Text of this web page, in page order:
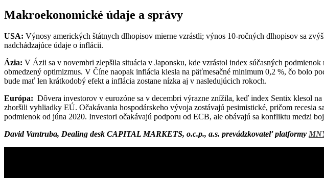
Makroekonomické údaje a správy
USA: Výnosy amerických štátnych dlhopisov mierne vzrástli; výnos 10-ročných dlhopisov sa
nadchádzajúce údaje o inflácii.
Ázia: V Ázii sa v novembri zlepšila situácia v Japonsku, kde vzrástol index súčasných
obmedzený optimizmus. V Číne naopak inflácia klesla na päťmesačné minimum 0,2 %, čo bolo
bude mať len krátkodobý efekt a inflácia zostane nízka aj v nasledujúcich rokoch.
Európa: Dôvera investorov v eurozóne sa v decembri výrazne znížila, keď index Sentix klesol
zhoršili vyhliadky EÚ. Očakávania hospodárskeho vývoja zostávajú pesimistické, pričom recesia
podmienok od júna 2020. Investori očakávajú podporu od ECB, ale obávajú sa konfliktu medzi
David Vantruba, Dealing desk CAPITAL MARKETS, o.c.p., a.s. prevádzkovateľ platformy